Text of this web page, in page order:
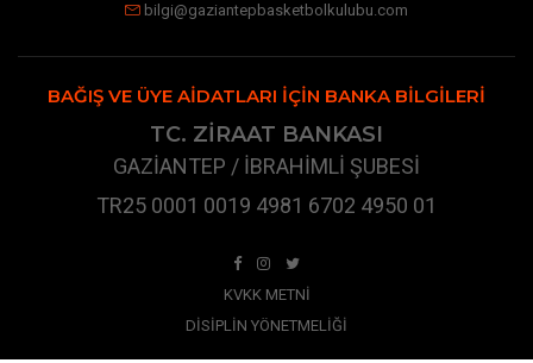
bilgi@gaziantepbasketbolkulubu.com
BAĞIŞ VE ÜYE AIDATLARI İÇIN BANKA BILGILERI
TC. ZİRAAT BANKASI
GAZİANTEP / İBRAHİMLİ ŞUBESİ
TR25 0001 0019 4981 6702 4950 01
KVKK METNİ
DİSİPLİN YÖNETMELİĞİ